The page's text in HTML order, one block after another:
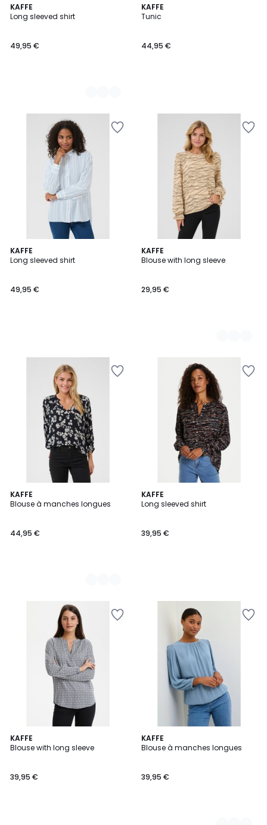
KAFFE
Long sleeved shirt
49,95 €
2
Couleurs
KAFFE
Tunic
44,95 €
KAFFE
Long sleeved shirt
49,95 €
KAFFE
Blouse with long sleeve
29,95 €
2
Couleurs
KAFFE
Blouse à manches longues
44,95 €
3
Couleurs
KAFFE
Long sleeved shirt
39,95 €
KAFFE
Blouse with long sleeve
39,95 €
KAFFE
Blouse à manches longues
39,95 €
2
Couleurs